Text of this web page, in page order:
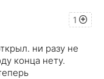
1
ни разу не
конца нету.